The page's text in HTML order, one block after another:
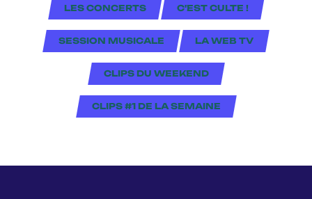
LES CONCERTS C'EST CULTE !
SESSION MUSICALE LA WEB TV
CLIPS DU WEEKEND
CLIPS #1 DE LA SEMAINE